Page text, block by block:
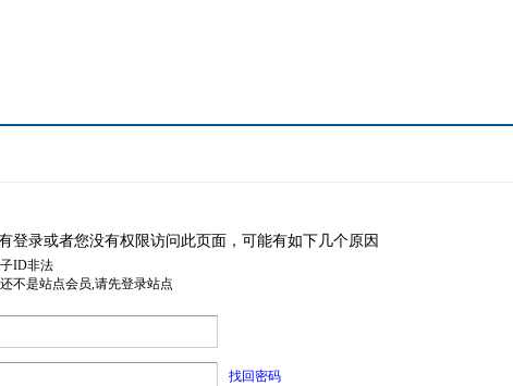
登录或者您没有权限访问此页面，可能有如下几个原因
ID非法
不是站点会员,请先登录站点
找回密码